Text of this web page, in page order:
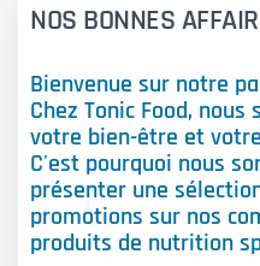
NOS BONNES
Bienvenue sur notre
Chez Tonic Food,
votre bien-être et
C'est pourquoi nous
présenter une
promotions sur nos
produits de nutrition